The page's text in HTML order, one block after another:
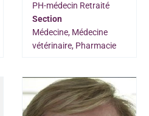
PH-médecin Retraité
Section
Médecine, Médecine
vétérinaire, Pharmacie